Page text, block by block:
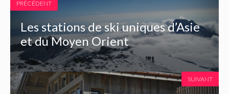
PRÉCÉDENT
Les stations de ski uniques d’Asie
et du Moyen Orient
SUIVANT